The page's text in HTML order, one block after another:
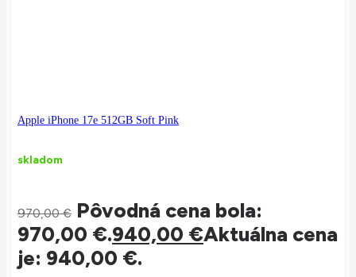
Apple iPhone 17e 512GB Soft Pink
skladom
970,00€ Pôvodná cena bola:
970,00 €.940,00 €Aktuálna cena
je: 940,00 €.